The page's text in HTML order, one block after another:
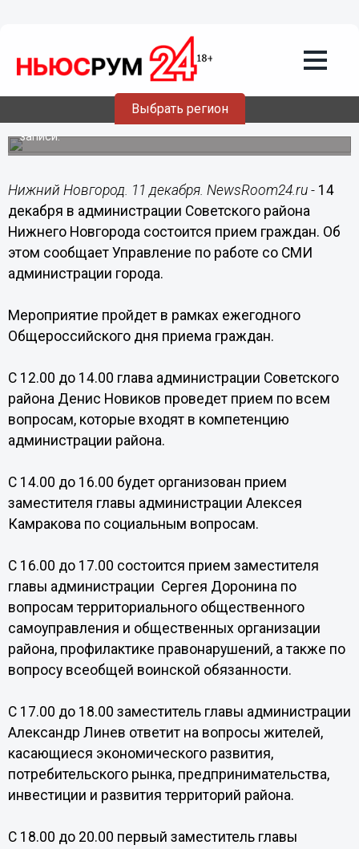
Выбрать регион
Глава администрации Советского
района Денис Новиков и его
заместители 14 декабря проведут
личный прием граждан
Прием будет осуществляться по предварительной
записи.
Нижний Новгород. 11 декабря. NewsRoom24.ru - 14
декабря в администрации Советского района
Нижнего Новгорода состоится прием граждан. Об
этом сообщает Управление по работе со СМИ
администрации города.
Мероприятие пройдет в рамках ежегодного
Общероссийского дня приема граждан.
С 12.00 до 14.00 глава администрации Советского
района Денис Новиков проведет прием по всем
вопросам, которые входят в компетенцию
администрации района.
С 14.00 до 16.00 будет организован прием
заместителя главы администрации Алексея
Камракова по социальным вопросам.
С 16.00 до 17.00 состоится прием заместителя
главы администрации Сергея Доронина по
вопросам территориального общественного
самоуправления и общественных организации
района, профилактике правонарушений, а также по
вопросу всеобщей воинской обязанности.
С 17.00 до 18.00 заместитель главы администрации
Александр Линев ответит на вопросы жителей,
касающиеся экономического развития,
потребительского рынка, предпринимательства,
инвестиции и развития территорий района.
С 18.00 до 20.00 первый заместитель главы